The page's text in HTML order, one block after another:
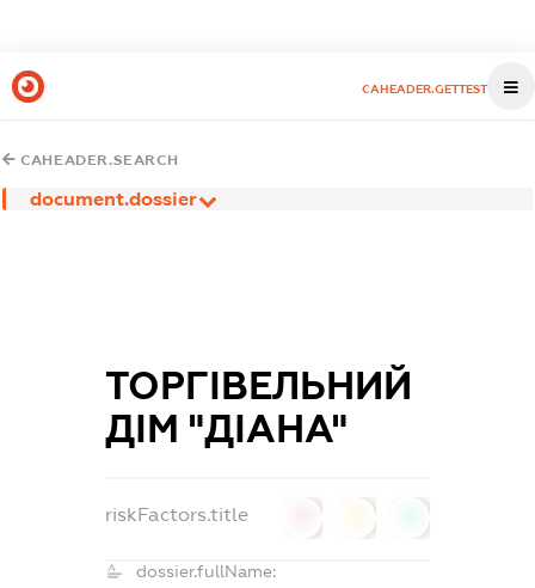
CAHEADER.GETTEST
CAHEADER.SEARCH
document.dossier
ТОРГІВЕЛЬНИЙ
ДІМ "ДІАНА"
riskFactors.title
dossier.fullName: